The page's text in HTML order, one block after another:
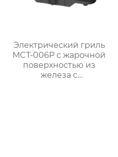
Электрический гриль
MCT-006P с жарочной
поверхностью из
железа с